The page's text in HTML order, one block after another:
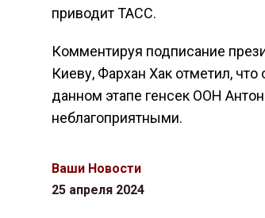
приводит ТАСС.
Комментируя подписание
Киеву, Фархан Хак отметил,
данном этапе генсек ООН
неблагоприятными.
Ваши Новости
25 апреля 2024